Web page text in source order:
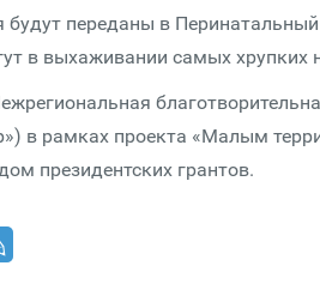
будут переданы в
в выхаживании самых хрупких
в рамках проекта «Малым
президентских грантов.